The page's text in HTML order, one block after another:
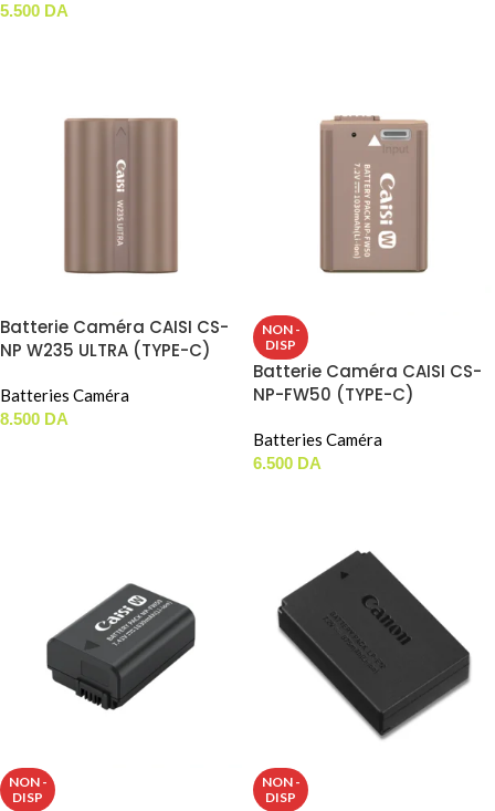
5.500 DA
Batterie Caméra CAISI CS-
NP W235 ULTRA (TYPE-C)
Batteries Caméra
8.500 DA
NON -
DISP
Batterie Caméra CAISI CS-
NP-FW50 (TYPE-C)
Batteries Caméra
6.500 DA
NON -
DISP
NON -
DISP